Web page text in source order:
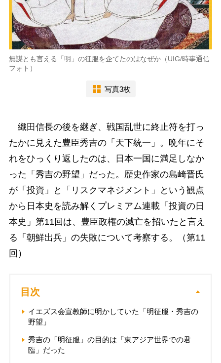
無謀とも言える「明」の征服を企てたのはなぜか（UIG/時事通信
フォト）
写真3枚
織田信長の後を継ぎ、戦国乱世に終止符を打っ
たかに見えた豊臣秀吉の「天下統一」。晩年にそ
れをひっくり返したのは、日本一国に満足しなか
った「秀吉の野望」だった。歴史作家の島崎晋氏
が「投資」と「リスクマネジメント」という観点
から日本史を読み解くプレミアム連載「投資の日
本史」第11回は、豊臣政権の滅亡を招いたと言え
る「朝鮮出兵」の失敗について考察する。
（第11
回）
目次
イエズス会宣教師に明かしていた「明征服・秀吉の
野望」
秀吉の「明征服」の目的は「東アジア世界での君
臨」だった